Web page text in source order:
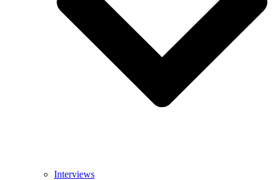
Interviews